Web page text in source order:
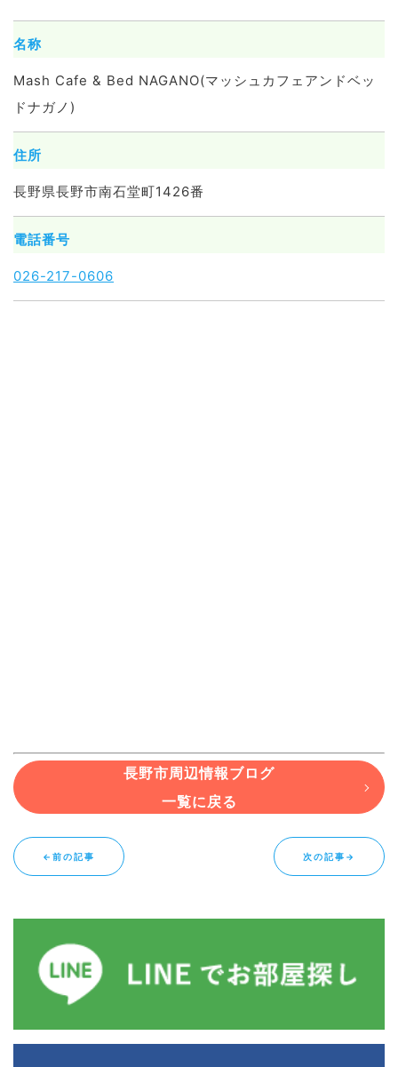
名称
Mash Cafe & Bed NAGANO(マッシュカフェアンドベッ
ドナガノ)
住所
長野県長野市南石堂町1426番
電話番号
026-217-0606
長野市周辺情報ブログ
一覧に戻る
←前の記事 次の記事→